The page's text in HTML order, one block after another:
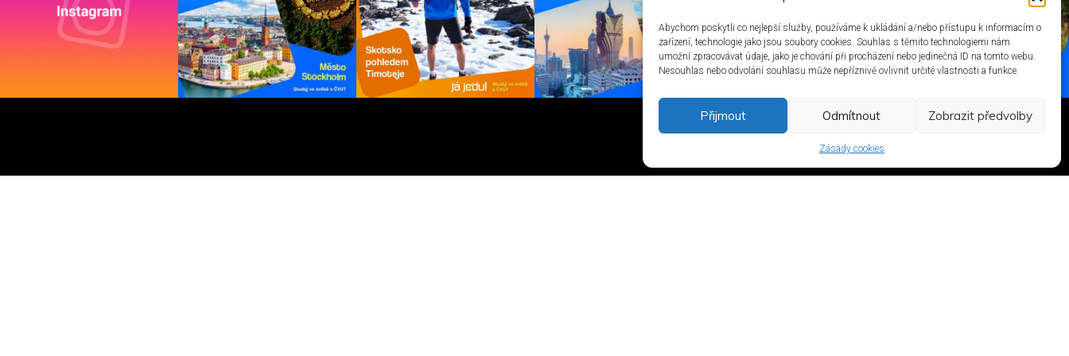
Abychom poskytli co nejlepší služby, používáme k ukládání a/nebo přístupu k informacím o
zařízení, technologie jako jsou soubory cookies. Souhlas s těmito technologiemi nám
umožní zpracovávat údaje, jako je chování při procházení nebo jedinečná ID na tomto webu.
Nesouhlas nebo odvolání souhlasu může nepříznivě ovlivnit určité vlastnosti a funkce.
Přijmout Odmítnout Zobrazit předvolby
Zásady cookies